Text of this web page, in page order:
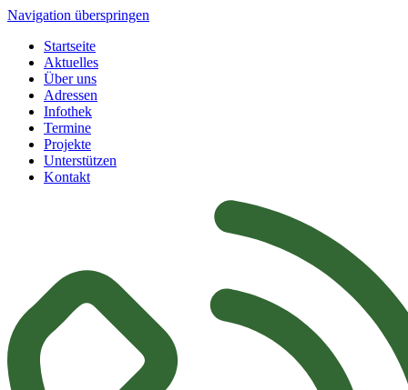
Navigation überspringen
Startseite
Aktuelles
Über uns
Adressen
Infothek
Termine
Projekte
Unterstützen
Kontakt